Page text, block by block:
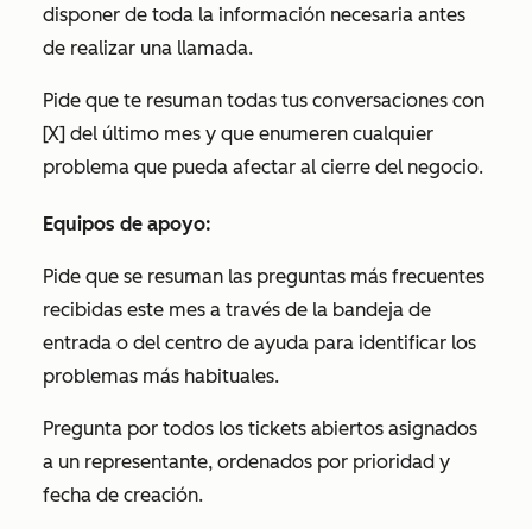
disponer de toda la información necesaria antes
de realizar una llamada.
Pide que te resuman todas tus conversaciones con
[X] del último mes y que enumeren cualquier
problema que pueda afectar al cierre del negocio.
Equipos de apoyo:
Pide que se resuman las preguntas más frecuentes
recibidas este mes a través de la bandeja de
entrada o del centro de ayuda para identificar los
problemas más habituales.
Pregunta por todos los tickets abiertos asignados
a un representante, ordenados por prioridad y
fecha de creación.